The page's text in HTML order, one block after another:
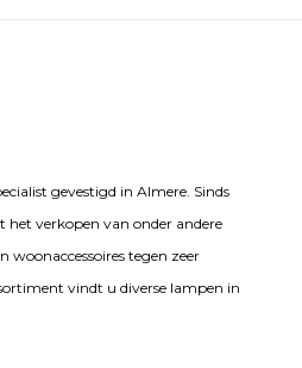
gevestigd in Almere. Sinds
verkopen van onder andere
tegen zeer
vindt u diverse lampen in